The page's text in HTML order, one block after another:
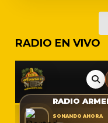
RADIO EN VIVO